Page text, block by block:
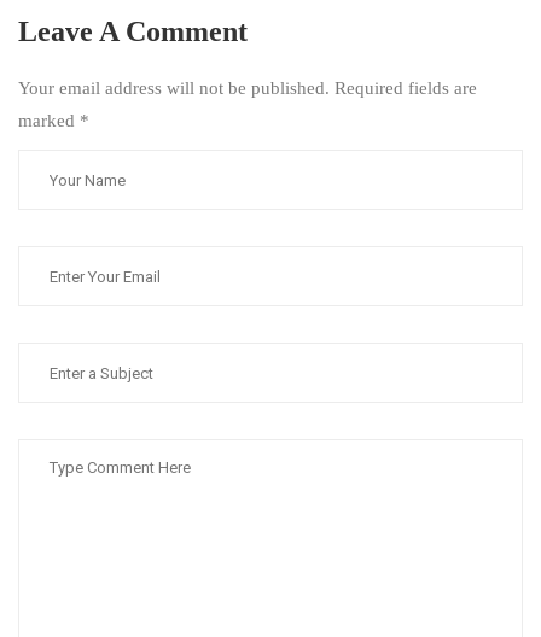
Leave A Comment
Your email address will not be published. Required fields are
marked *